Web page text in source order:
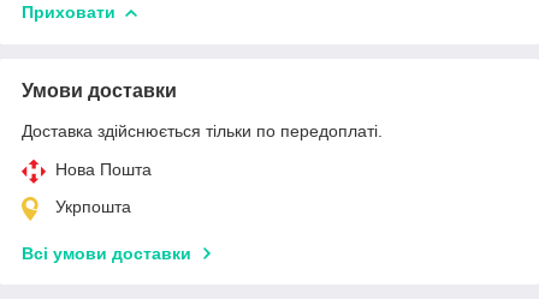
Приховати
Умови доставки
Доставка здійснюється тільки по передоплаті.
Нова Пошта
Укрпошта
Всі умови доставки